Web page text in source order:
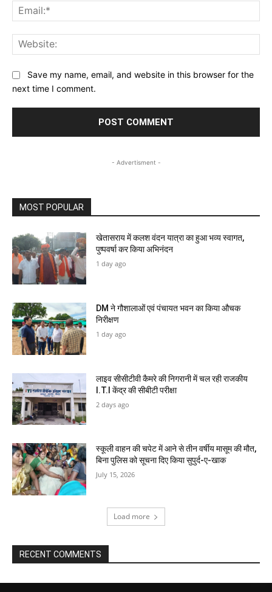
Save my name, email, and website in this browser for the
next time I comment.
- Advertisment -
MOST POPULAR
खेतासराय में कलश वंदन यात्रा का हुआ भव्य स्वागत,
पुष्पवर्षा कर किया अभिनंदन
1 day ago
DM ने गौशालाओं एवं पंचायत भवन का किया औचक
निरीक्षण
1 day ago
लाइव सीसीटीवी कैमरे की निगरानी में चल रही राजकीय
I.T.I केंद्र की सीबीटी परीक्षा
2 days ago
स्कूली वाहन की चपेट में आने से तीन वर्षीय मासूम की मौत,
बिना पुलिस को सूचना दिए किया सुपुर्द-ए-खाक
July 15, 2026
Load more
RECENT COMMENTS